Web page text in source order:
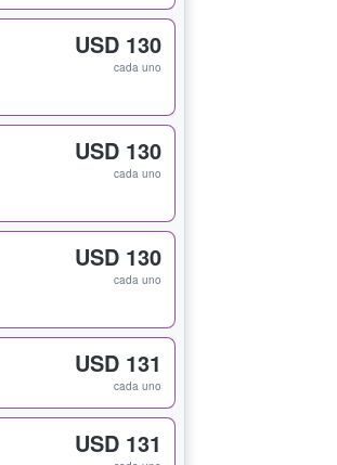
USD 130
cada uno
USD 130
cada uno
USD 130
cada uno
USD 131
cada uno
USD 131